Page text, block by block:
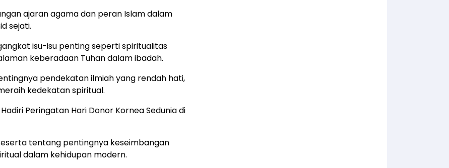
ajaran agama dan peran Islam dalam
sejati.
isu-isu penting seperti spiritualitas
keberadaan Tuhan dalam ibadah.
pendekatan ilmiah yang rendah hati,
kedekatan spiritual.
Peringatan Hari Donor Kornea Sedunia di
tentang pentingnya keseimbangan
dalam kehidupan modern.